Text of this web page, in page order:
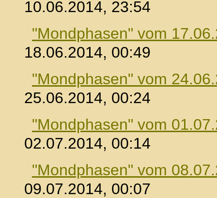
10.06.2014, 23:54
"Mondphasen" vom
18.06.2014, 00:49
"Mondphasen" vom
25.06.2014, 00:24
"Mondphasen" vom
02.07.2014, 00:14
"Mondphasen" vom
09.07.2014, 00:07